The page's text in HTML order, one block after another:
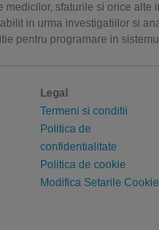
medicilor, sfaturile si orice
in urma investigatiilor si
pentru programare in
Legal
Termeni si conditii
Politica de
confidentialitate
Politica de cookie
Modifica Setarile Cookie